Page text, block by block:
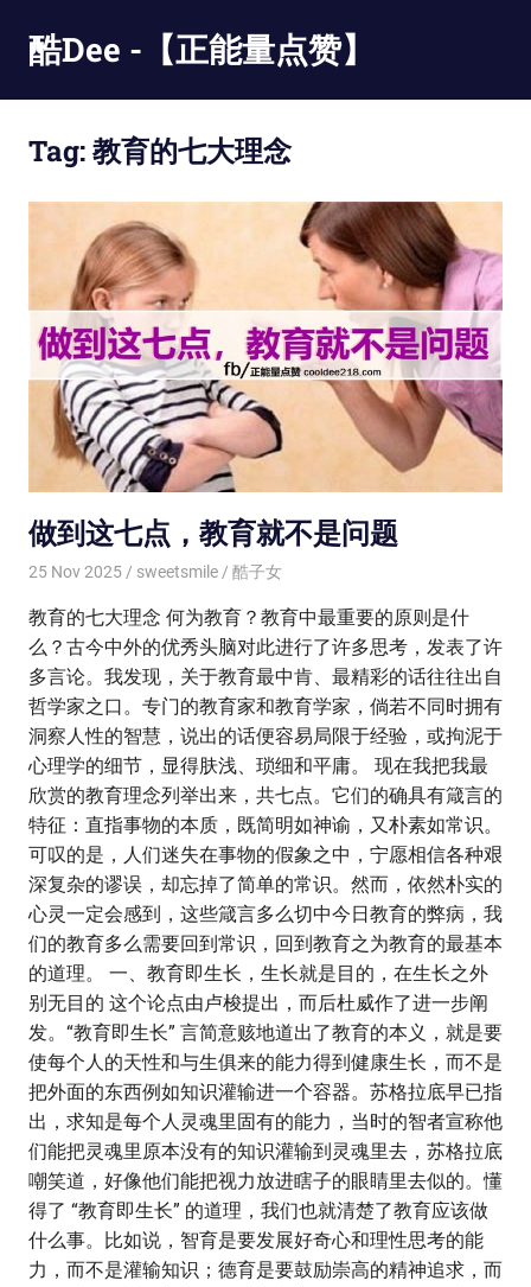
content
酷Dee -【正能量点赞】
最
Tag:教育的七大理念
做到这七点，教育就不是问题
25 Nov 2025 sweetsmile 酷子女
教育的七大理念 何为教育？教育中最重要的原则是什
么？古今中外的优秀头脑对此进行了许多思考，发表了许
多言论。我发现，关于教育最中肯、最精彩的话往往出自
哲学家之口。专门的教育家和教育学家，倘若不同时拥有
洞察人性的智慧，说出的话便容易局限于经验，或拘泥于
心理学的细节，显得肤浅、琐细和平庸。 现在我把我最
欣赏的教育理念列举出来，共七点。它们的确具有箴言的
特征：直指事物的本质，既简明如神谕，又朴素如常识。
可叹的是，人们迷失在事物的假象之中，宁愿相信各种艰
深复杂的谬误，却忘掉了简单的常识。然而，依然朴实的
心灵一定会感到，这些箴言多么切中今日教育的弊病，我
们的教育多么需要回到常识，回到教育之为教育的最基本
的道理。 一、教育即生长，生长就是目的，在生长之外
别无目的 这个论点由卢梭提出，而后杜威作了进一步阐
发。“教育即生长” 言简意赅地道出了教育的本义，就是要
使每个人的天性和与生俱来的能力得到健康生长，而不是
把外面的东西例如知识灌输进一个容器。苏格拉底早已指
出，求知是每个人灵魂里固有的能力，当时的智者宣称他
们能把灵魂里原本没有的知识灌输到灵魂里去，苏格拉底
嘲笑道，好像他们能把视力放进瞎子的眼睛里去似的。懂
得了 “教育即生长” 的道理，我们也就清楚了教育应该做
什么事。比如说，智育是要发展好奇心和理性思考的能
力，而不是灌输知识；德育是要鼓励崇高的精神追求，而